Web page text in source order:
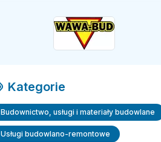
Kategorie
Budownictwo, usługi i materiały budowlane
Usługi budowlano-remontowe